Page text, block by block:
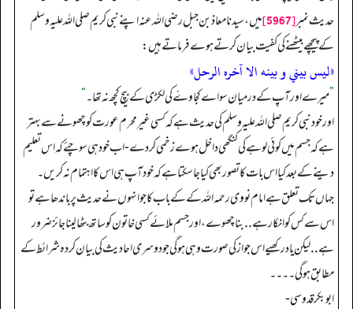
حدیث نمبر[5967]
میں، سیدنا معاذ بن جبل رضی اللہ عنہ اپنے نبی کریم صلی اللہ علیہ وسلم
کے پیچھے بیٹھنے کی کفیت بیان کرتے ہوے فرماتے ہیں:
«ليس بيني و بينه الا آخره الرحل»
”میرےاور آپ کے درمیان سواے کجاوۓ کی لکڑی کے بیچ کچھ نہ تھا۔“
اور خود نبی کریم صلی اللہ علیہ وسلم کی حدیث ہے کہ کسی غیر محرم عورت کو چھونے سے بہتر
ہے کہ جسم میں کوئی لوہے کی کنگھی داخل ہو ے زخمی کر دے - اب خود ہی سوچئے کہ اس تعلیم
دینے کے بعد کیا اس بات کا تصور بھی کیا جا سکتا ہے کہ خود آپ ہی اس کا اہتمام نہ کریں۔
جہاں تک تعلق ہے امام نووی رحمہ اللہ کے کے باب کا جو انہوں نے حدیث پر باندھا ہے تو
اس سے کس کو انکار ہے .. بنا چھوے، اور جسم ملائے کسی خاتون کو ساتھ بٹھا لینا جائز ضرور
ہے .. لیکن یاد رکھیے اس جواز کی صورت وہی ہو گی جو دوسری احادیث کی بیان کردہ شرائط کے
مطابق ہو گی۔۔۔۔
ابوبکر قدوسی -